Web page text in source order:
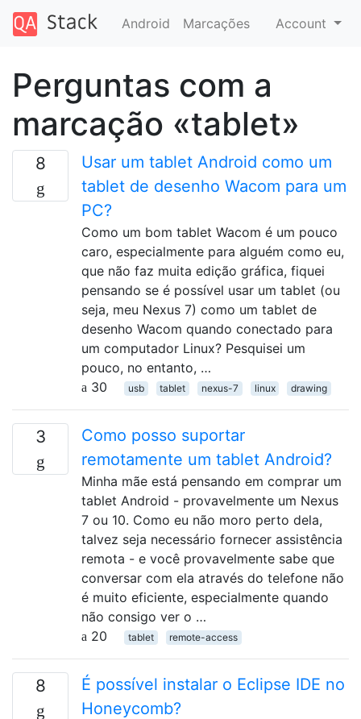
Android Marcações Account
Perguntas com a
marcação «tablet»
8
Usar um tablet Android como um
tablet de desenho Wacom para um
PC?
Como um bom tablet Wacom é um pouco
caro, especialmente para alguém como eu,
que não faz muita edição gráfica, fiquei
pensando se é possível usar um tablet (ou
seja, meu Nexus 7) como um tablet de
desenho Wacom quando conectado para
um computador Linux? Pesquisei um
pouco, no entanto, …
30
usb tablet nexus-7 linux drawing
3
Como posso suportar
remotamente um tablet Android?
Minha mãe está pensando em comprar um
tablet Android - provavelmente um Nexus
7 ou 10. Como eu não moro perto dela,
talvez seja necessário fornecer assistência
remota - e você provavelmente sabe que
conversar com ela através do telefone não
é muito eficiente, especialmente quando
não consigo ver o …
20
tablet remote-access
8
É possível instalar o Eclipse IDE no
Honeycomb?